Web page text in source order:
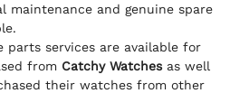
maintenance and genuine spare
parts services are available for
from Catchy Watchesas well
their watches from other